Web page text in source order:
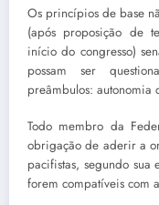
Os princípios de base
(após proposição de
início do congresso)
possam ser
preâmbulos: autonomia
Todo membro da
obrigação de aderir a
pacifistas, segundo sua
forem compatíveis com